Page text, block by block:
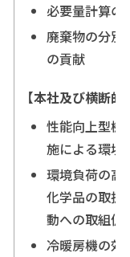
必要量計算の
廃棄物の分別
の貢献
【本社及び横断
性能向上型機
施による環境
環境負荷の高
化学品の取扱
動への取組促
冷暖房機の効